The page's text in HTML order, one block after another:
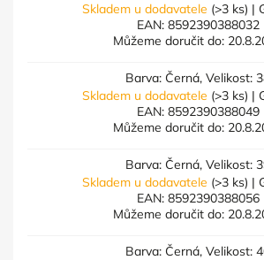
Skladem u dodavatele (>3 ks) |
EAN: 8592390388032
Můžeme doručit do:
Barva: Černá, Velikost:
Skladem u dodavatele (>3 ks) |
EAN: 8592390388049
Můžeme doručit do:
Barva: Černá, Velikost:
Skladem u dodavatele (>3 ks) |
EAN: 8592390388056
Můžeme doručit do:
Barva: Černá, Velikost: